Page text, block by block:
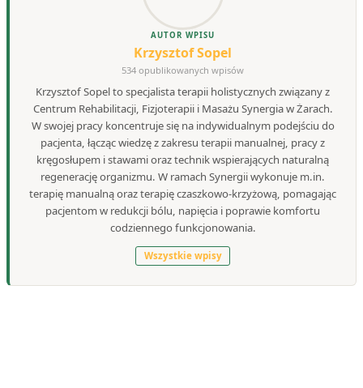
AUTOR WPISU
Krzysztof Sopel
534 opublikowanych wpisów
Krzysztof Sopel to specjalista terapii holistycznych związany z
Centrum Rehabilitacji, Fizjoterapii i Masażu Synergia w Żarach.
W swojej pracy koncentruje się na indywidualnym podejściu do
pacjenta, łącząc wiedzę z zakresu terapii manualnej, pracy z
kręgosłupem i stawami oraz technik wspierających naturalną
regenerację organizmu. W ramach Synergii wykonuje m.in.
terapię manualną oraz terapię czaszkowo-krzyżową, pomagając
pacjentom w redukcji bólu, napięcia i poprawie komfortu
codziennego funkcjonowania.
Wszystkie wpisy